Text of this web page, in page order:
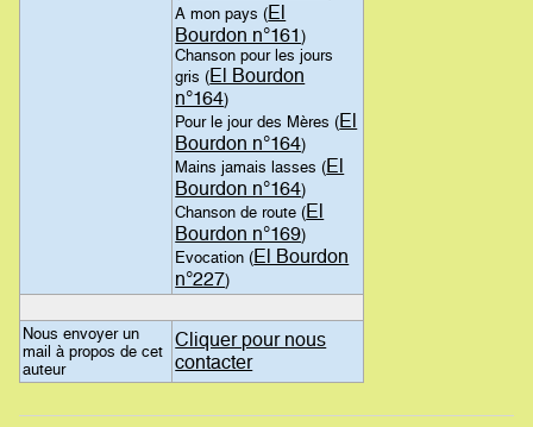
A mon pays (El
Bourdon n°161)
Chanson pour les jours
gris (El Bourdon
n°164)
Pour le jour des Mères (El
Bourdon n°164)
Mains jamais lasses (El
Bourdon n°164)
Chanson de route (El
Bourdon n°169)
Evocation (El Bourdon
n°227)
Nous envoyer un
mail à propos de cet
auteur
Cliquer pour nous
contacter